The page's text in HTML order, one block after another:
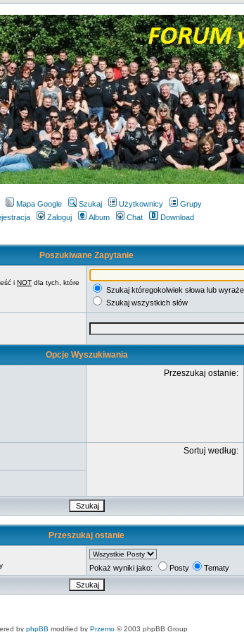
Mapa Google Szukaj Użytkownicy
Grupy
Zaloguj Album Chat Download
Poszukiwane Zapytanie
i NOT dla tych, które
Szukaj któregokolwiek słowa lub
Szukaj wszystkich słów
Opcje Wyszukiwania
Przeszukaj ostanie:
Sortuj według:
Przeszukaj ostanie
Pokaż wyniki jako: Posty Tematy
by phpBB modified by Przemo © 2003 phpBB Group